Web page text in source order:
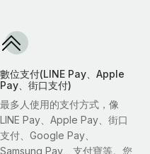
數位支付(LINE Pay、Apple
Pay、街口支付)
最多人使用的支付方式，像
LINE Pay、Apple Pay、街口
支付、Google Pay、
Samsung Pay、支付寶等。您